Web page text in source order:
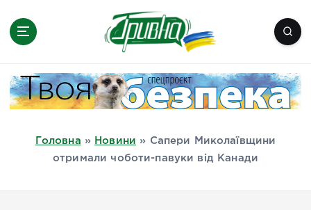
Миколаїв, Одеса, Мелітополь
Головна » Новини »
Сапери Миколаївщини
отримали чоботи-павуки від Канади